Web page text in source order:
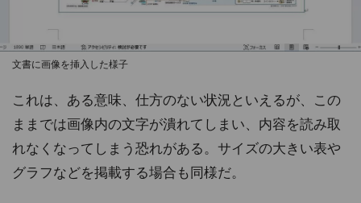
文書に画像を挿入した様子
これは、ある意味、仕方のない状況といえるが、この
ままでは画像内の文字が潰れてしまい、内容を読み取
れなくなってしまう恐れがある。サイズの大きい表や
グラフなどを掲載する場合も同様だ。